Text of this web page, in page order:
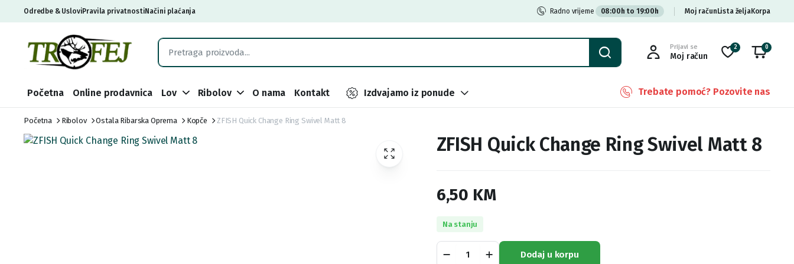
Odredbe & UsloviPravila privatnostiNačini plaćanja Radno vrijeme 08:00h to 19:00h Moj račun Lista željaKorpa
Prijavi se
Moj račun
2 0
Početna Online prodavnica Lov Ribolov O nama Kontakt Izdvajamo iz ponude Trebate pomoć? Pozovite nas
Početna Ribolov Ostala Ribarska Oprema Kopče ZFISH Quick Change Ring Swivel Matt 8
ZFISH Quick Change Ring Swivel Matt 8
6,50 KM
Na stanju
Quick
Dodaj u korpu